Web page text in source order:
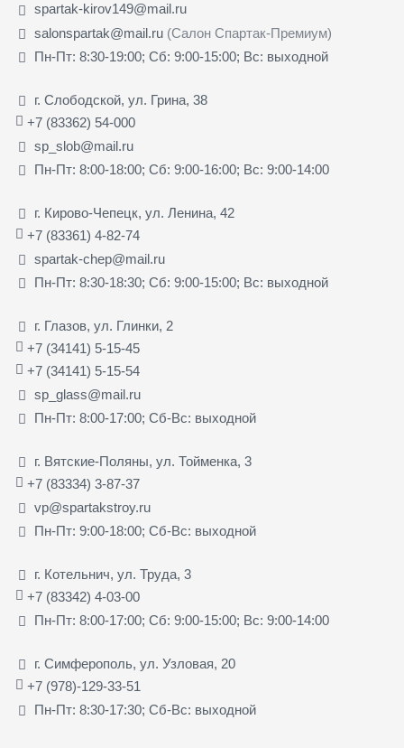
spartak-kirov149@mail.ru
salonspartak@mail.ru (Салон Спартак-Премиум)
Пн-Пт: 8:30-19:00; Сб: 9:00-15:00; Вс: выходной
г. Слободской, ул. Грина, 38
+7 (83362) 54-000
sp_slob@mail.ru
Пн-Пт: 8:00-18:00; Сб: 9:00-16:00; Вс: 9:00-14:00
г. Кирово-Чепецк, ул. Ленина, 42
+7 (83361) 4-82-74
spartak-chep@mail.ru
Пн-Пт: 8:30-18:30; Сб: 9:00-15:00; Вс: выходной
г. Глазов, ул. Глинки, 2
+7 (34141) 5-15-45
+7 (34141) 5-15-54
sp_glass@mail.ru
Пн-Пт: 8:00-17:00; Сб-Вс: выходной
г. Вятские-Поляны, ул. Тойменка, 3
+7 (83334) 3-87-37
vp@spartakstroy.ru
Пн-Пт: 9:00-18:00; Сб-Вс: выходной
г. Котельнич, ул. Труда, 3
+7 (83342) 4-03-00
Пн-Пт: 8:00-17:00; Сб: 9:00-15:00; Вс: 9:00-14:00
г. Симферополь, ул. Узловая, 20
+7 (978)-129-33-51
Пн-Пт: 8:30-17:30; Сб-Вс: выходной